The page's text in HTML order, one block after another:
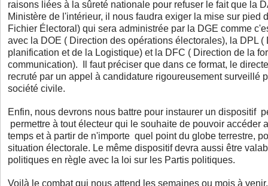
raisons liées à la sûreté nationale pour refuser le fait que la
Ministère de l'intérieur, il nous faudra exiger la mise sur pied
Fichier Électoral) qui sera administrée par la DGE comme
avec la DOE ( Direction des opérations électorales), la DPL (
planification et de la Logistique) et la DFC ( Direction de la
communication). Il faut préciser que dans ce format, le
recruté par un appel à candidature rigoureusement surveillé
société civile.
Enfin, nous devrons nous battre pour instaurer un dispositif
permettre à tout électeur qui le souhaite de pouvoir accéder
temps et à partir de n'importe quel point du globe terrestre,
situation électorale. Le même dispositif devra aussi être
politiques en règle avec la loi sur les Partis politiques.
Voilà le combat qui nous attend les semaines ou mois à